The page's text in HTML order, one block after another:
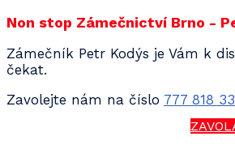
Non stop Zámečnictví Brno -
Zámečník Petr Kodýs je Vám k
čekat.
Zavolejte nám na číslo 777 818